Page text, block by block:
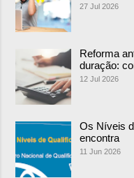
27 Jul 2026
Reforma
duração:
12 Jul 2026
Os Níveis
encontra
11 Jun 2026